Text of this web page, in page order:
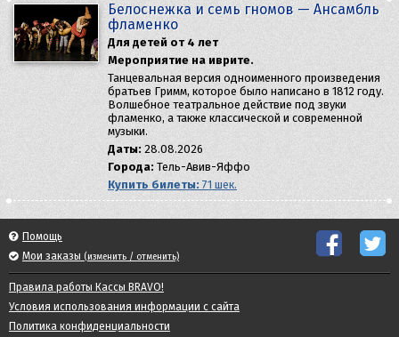
Белоснежка и семь гномов — Aнсамбль
фламенко
Для детей от 4 лет
Мероприятие на иврите.
Танцевальная версия одноименного произведения
братьев Гримм, которое было написано в 1812 году.
Волшебное театральное действие под звуки
фламенко, а также классической и современной
музыки.
Даты: 28.08.2026
Города: Тель-Авив-Яффо
Купить билеты: 71 шек.
Помощь
Мои заказы (изменить / отменить)
Правила работы Кассы BRAVO!
Условия использования информации с сайта
Политика конфиденциальности